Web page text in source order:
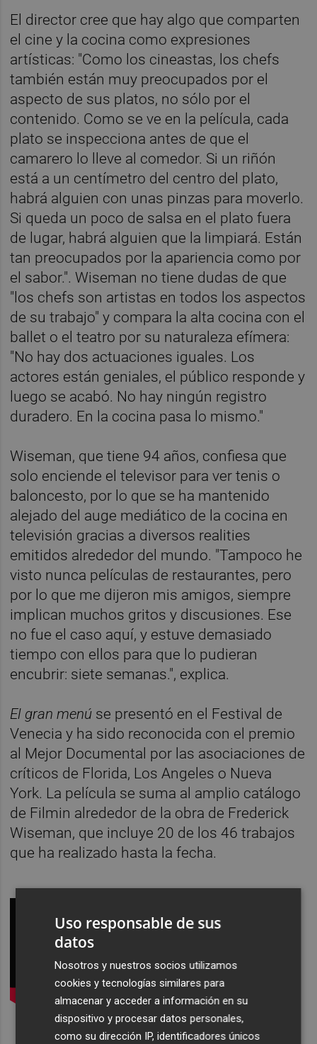
El director cree que hay algo que comparten
el cine y la cocina como expresiones
artísticas: "Como los cineastas, los chefs
también están muy preocupados por el
aspecto de sus platos, no sólo por el
contenido. Como se ve en la película, cada
plato se inspecciona antes de que el
camarero lo lleve al comedor. Si un riñón
está a un centímetro del centro del plato,
habrá alguien con unas pinzas para moverlo.
Si queda un poco de salsa en el plato fuera
de lugar, habrá alguien que la limpiará. Están
tan preocupados por la apariencia como por
el sabor.". Wiseman no tiene dudas de que
"los chefs son artistas en todos los aspectos
de su trabajo" y compara la alta cocina con el
ballet o el teatro por su naturaleza efímera:
"No hay dos actuaciones iguales. Los
actores están geniales, el público responde y
luego se acabó. No hay ningún registro
duradero. En la cocina pasa lo mismo."
Wiseman, que tiene 94 años, confiesa que
solo enciende el televisor para ver tenis o
baloncesto, por lo que se ha mantenido
alejado del auge mediático de la cocina en
televisión gracias a diversos realities
emitidos alrededor del mundo. "Tampoco he
visto nunca películas de restaurantes, pero
por lo que me dijeron mis amigos, siempre
implican muchos gritos y discusiones. Ese
no fue el caso aquí, y estuve demasiado
tiempo con ellos para que lo pudieran
encubrir: siete semanas.", explica.
El gran menú se presentó en el Festival de
Venecia y ha sido reconocida con el premio
al Mejor Documental por las asociaciones de
críticos de Florida, Los Angeles o Nueva
York. La película se suma al amplio catálogo
de Filmin alrededor de la obra de Frederick
Wiseman, que incluye 20 de los 46 trabajos
que ha realizado hasta la fecha.
Uso responsable de sus
datos
Nosotros y nuestros socios utilizamos
cookies y tecnologías similares para
almacenar y acceder a información en su
dispositivo y procesar datos personales,
como su dirección IP, identificadores únicos